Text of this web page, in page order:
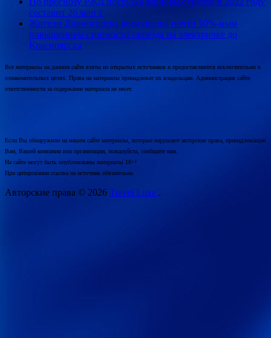
составит 26 млн т
Жители Дивногорска возмущены почти 50%-ным
повышением стоимости проезда на электричке до
Красноярска
Все материалы на данном сайте взяты из открытых источников и предоставляются исключительно в
ознакомительных целях. Права на материалы принадлежат их владельцам. Администрация сайта
ответственности за содержание материала не несет.
Если Вы обнаружили на нашем сайте материалы, которые нарушают авторские права, принадлежащие
Вам, Вашей компании или организации, пожалуйста, сообщите нам.
На сайте могут быть опубликованы материалы 18+!
При цитировании ссылка на источник обязательна.
Авторские права © 2026 Travel Luxe..